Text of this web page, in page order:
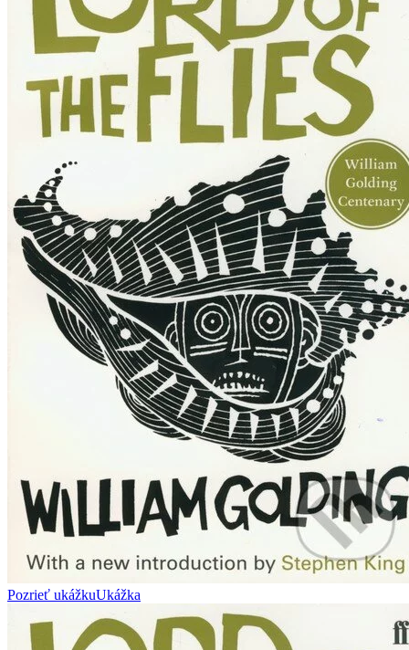
Pozrieť ukážkuUkážka